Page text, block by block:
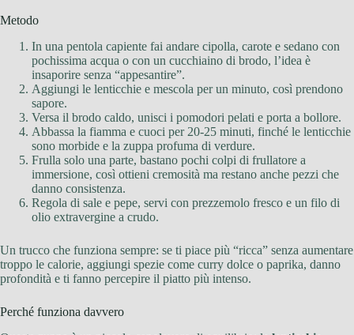
Metodo
In una pentola capiente fai andare cipolla, carote e sedano con
pochissima acqua o con un cucchiaino di brodo, l’idea è
insaporire senza “appesantire”.
Aggiungi le lenticchie e mescola per un minuto, così prendono
sapore.
Versa il brodo caldo, unisci i pomodori pelati e porta a bollore.
Abbassa la fiamma e cuoci per 20-25 minuti, finché le lenticchie
sono morbide e la zuppa profuma di verdure.
Frulla solo una parte, bastano pochi colpi di frullatore a
immersione, così ottieni cremosità ma restano anche pezzi che
danno consistenza.
Regola di sale e pepe, servi con prezzemolo fresco e un filo di
olio extravergine a crudo.
Un trucco che funziona sempre: se ti piace più “ricca” senza aumentare
troppo le calorie, aggiungi spezie come curry dolce o paprika, danno
profondità e ti fanno percepire il piatto più intenso.
Perché funziona davvero